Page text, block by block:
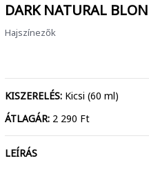
DARK NATURAL
Hajszínezők
KISZERELÉS: Kicsi (60 ml)
ÁTLAGÁR: 2 290 Ft
LEÍRÁS